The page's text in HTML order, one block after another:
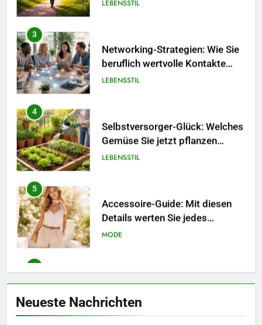
knüpfen.
4
Selbstversorger-Glück: Welches
Gemüse Sie jetzt pflanzen
sollten.
5
Accessoire-Guide: Mit diesen
Details werten Sie jedes
Frühlingsoutfit auf.
6
Naturnah gärtnern: So locken
Sie Bienen und Schmetterlinge
in Ihren Garten.
7
zum Quereinstieg in der neuen
Saison.
LEBENSSTIL
Neueste Nachrichten